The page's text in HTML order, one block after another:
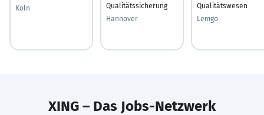
Köln
Qualitätssicherung
Hannover
Qualitätswesen
Lemgo
XING – Das Jobs-Netzwerk